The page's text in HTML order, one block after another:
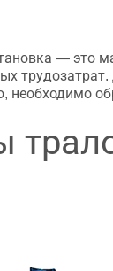
— это
необходимо